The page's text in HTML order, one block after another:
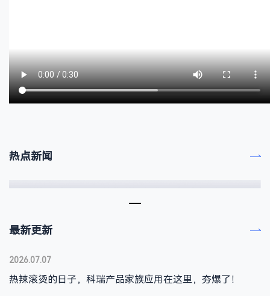
热点新闻
最新更新
2026.07.07
热辣滚烫的日子，科瑞产品家族应用在这里，夯爆了！